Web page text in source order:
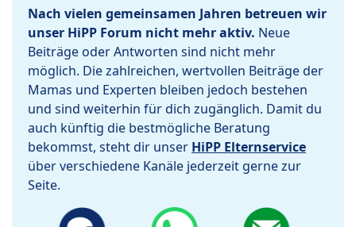
Nach vielen gemeinsamen Jahren betreuen wir
unser HiPP Forum nicht mehr aktiv. Neue
Beiträge oder Antworten sind nicht mehr
möglich. Die zahlreichen, wertvollen Beiträge der
Mamas und Experten bleiben jedoch bestehen
und sind weiterhin für dich zugänglich. Damit du
auch künftig die bestmögliche Beratung
bekommst, steht dir unser HiPP Elternservice
über verschiedene Kanäle jederzeit gerne zur
Seite.